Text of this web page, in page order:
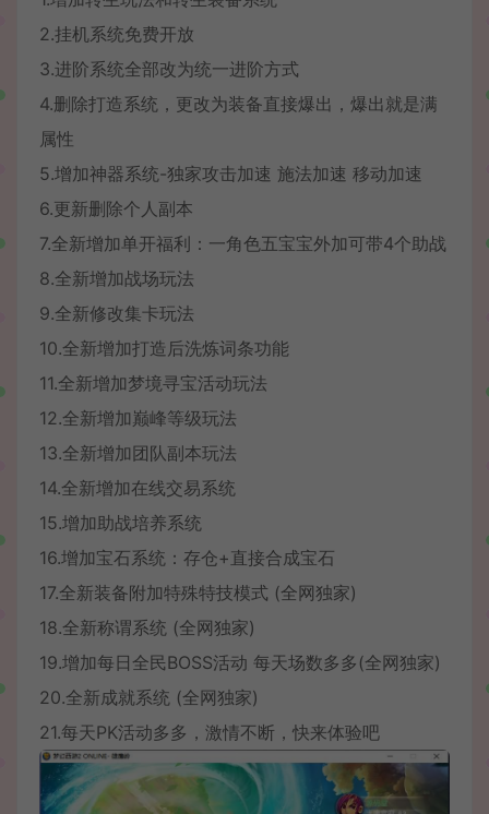
2.挂机系统免费开放
3.进阶系统全部改为统一进阶方式
4.删除打造系统，更改为装备直接爆出，爆出就是满
属性
5.增加神器系统-独家攻击加速 施法加速 移动加速
6.更新删除个人副本
7.全新增加单开福利：一角色五宝宝外加可带4个助战
8.全新增加战场玩法
9.全新修改集卡玩法
10.全新增加打造后洗炼词条功能
11.全新增加梦境寻宝活动玩法
12.全新增加巅峰等级玩法
13.全新增加团队副本玩法
14.全新增加在线交易系统
15.增加助战培养系统
16.增加宝石系统：存仓+直接合成宝石
17.全新装备附加特殊特技模式 (全网独家)
18.全新称谓系统 (全网独家)
19.增加每日全民BOSS活动 每天场数多多(全网独家)
20.全新成就系统 (全网独家)
21.每天PK活动多多，激情不断，快来体验吧